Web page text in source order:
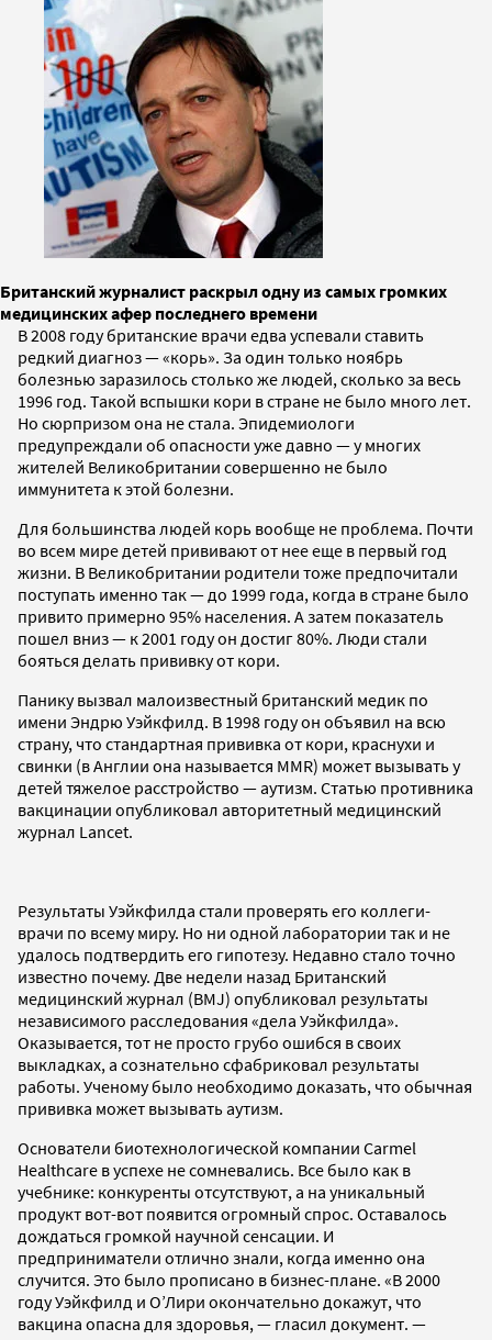
Британский журналист раскрыл одну из самых громких
медицинских афер последнего времени
В 2008 году британские врачи едва успевали ставить
редкий диагноз — «корь». За один только ноябрь
болезнью заразилось столько же людей, сколько за весь
1996 год. Такой вспышки кори в стране не было много лет.
Но сюрпризом она не стала. Эпидемиологи
предупреждали об опасности уже давно — у многих
жителей Великобритании совершенно не было
иммунитета к этой болезни.
Для большинства людей корь вообще не проблема. Почти
во всем мире детей прививают от нее еще в первый год
жизни. В Великобритании родители тоже предпочитали
поступать именно так — до 1999 года, когда в стране было
привито примерно 95% населения. А затем показатель
пошел вниз — к 2001 году он достиг 80%. Люди стали
бояться делать прививку от кори.
Панику вызвал малоизвестный британский медик по
имени Эндрю Уэйкфилд. В 1998 году он объявил на всю
страну, что стандартная прививка от кори, краснухи и
свинки (в Англии она называется MMR) может вызывать у
детей тяжелое расстройство — аутизм. Статью противника
вакцинации опубликовал авторитетный медицинский
журнал Lancet.
Результаты Уэйкфилда стали проверять его коллеги-
врачи по всему миру. Но ни одной лаборатории так и не
удалось подтвердить его гипотезу. Недавно стало точно
известно почему. Две недели назад Британский
медицинский журнал (BMJ) опубликовал результаты
независимого расследования «дела Уэйкфилда».
Оказывается, тот не просто грубо ошибся в своих
выкладках, а сознательно сфабриковал результаты
работы. Ученому было необходимо доказать, что обычная
прививка может вызывать аутизм.
Основатели биотехнологической компании Carmel
Healthcare в успехе не сомневались. Все было как в
учебнике: конкуренты отсутствуют, а на уникальный
продукт вот-вот появится огромный спрос. Оставалось
дождаться громкой научной сенсации. И
предприниматели отлично знали, когда именно она
случится. Это было прописано в бизнес-плане. «В 2000
году Уэйкфилд и О’Лири окончательно докажут, что
вакцина опасна для здоровья, — гласил документ. —